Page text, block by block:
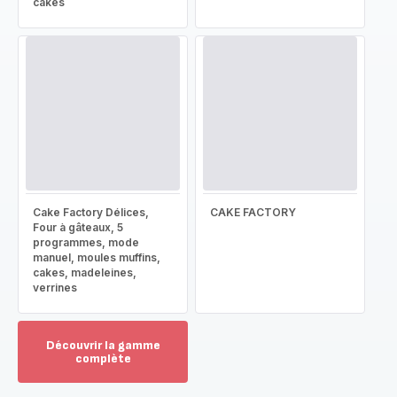
Cake Factory Délices,
Four à gâteaux, 5
programmes, mode
manuel, moules muffins,
cakes, madeleines,
verrines
CAKE FACTORY
Découvrir la gamme
complète